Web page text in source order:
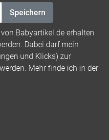
Speichern
Babyartikel.de erhalten
Dabei darf mein
und Klicks) zur
Mehr finde ich in der